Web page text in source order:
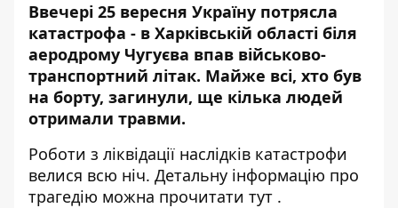
Ввечері 25 вересня Україну потрясла
катастрофа - в Харківській області біля
аеродрому Чугуєва впав військово-
транспортний літак. Майже всі, хто був
на борту, загинули, ще кілька людей
отримали травми.
Роботи з ліквідації наслідків катастрофи
велися всю ніч. Детальну інформацію про
трагедію можна прочитати тут .